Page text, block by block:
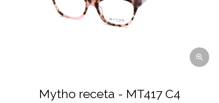
Mytho receta - MT417 C4